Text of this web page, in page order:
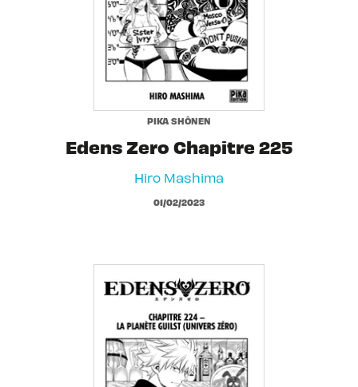
PIKA SHÔNEN
Edens Zero Chapitre 225
Hiro Mashima
01/02/2023